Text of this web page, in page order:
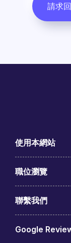
請求
使用本網站
職位瀏覽
聯繫我們
Google